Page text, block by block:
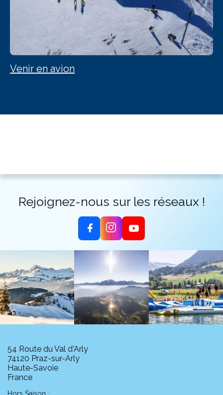
Venir en avion
Rejoignez-nous sur les réseaux !
54 Route du Val d'Arly
74120 Praz-sur-Arly
Haute-Savoie
France